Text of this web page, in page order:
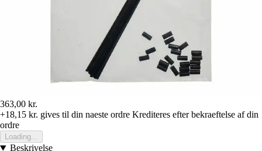
363,00 kr.
+18,15 kr. gives til din naeste ordre Krediteres efter bekraeftelse af din
ordre
Loading...
Beskrivelse